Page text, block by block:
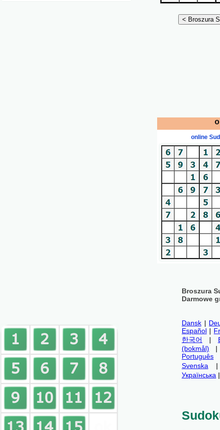
online
Broszura
Darmowe
Dansk |
Español |
한국어
|
(bokmål)
Português
Svenska
Українська